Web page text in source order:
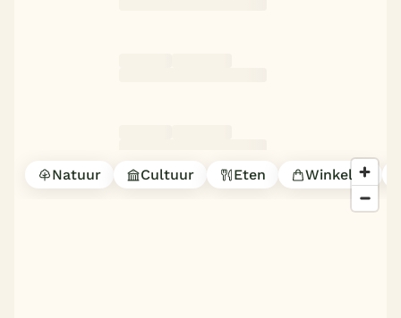
Natuur Cultuur Eten Winkelen